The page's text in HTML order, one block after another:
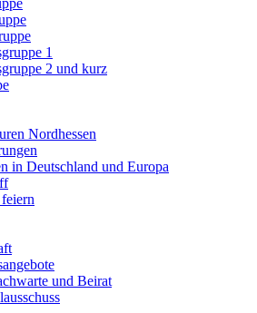
1
2 und kurz
Nordhessen
in Deutschland und Europa
und Beirat